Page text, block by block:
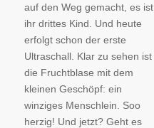
auf den Weg gemacht, es ist
ihr drittes Kind. Und heute
erfolgt schon der erste
Ultraschall. Klar zu sehen ist
die Fruchtblase mit dem
kleinen Geschöpf: ein
winziges Menschlein. Soo
herzig! Und jetzt? Geht es